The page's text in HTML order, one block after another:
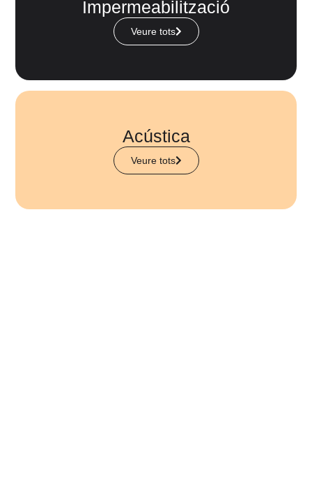
Impermeabilització
Veure tots
Acústica
Veure tots